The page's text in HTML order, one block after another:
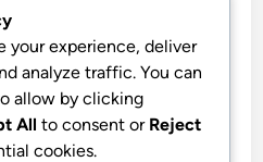
incidente, reduciendo
de disturbios.
en Melbourne incorporó
lo que ayudó al
your experience, deliver
analyze traffic. You can
allow by clicking
All to consent or Reject
cookies.